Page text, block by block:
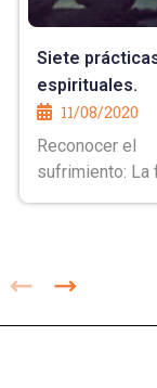
Siete
espirituales.
11/08/2020
Reconocer el
sufrimiento: La